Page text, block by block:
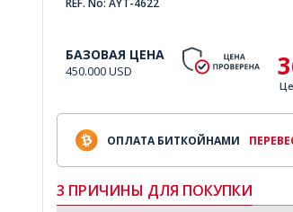
БАЗОВАЯ ЦЕНА
450.000 USD
ОПЛАТА БИТКОЙНАМИ
3 ПРИЧИНЫ ДЛЯ ПОКУПКИ